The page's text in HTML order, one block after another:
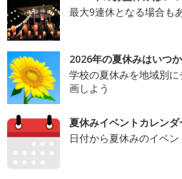
最大9連休となる場合も
2026年の夏休みはいつ
学校の夏休みを地域別
画しよう
夏休みイベントカレンダ
日付から夏休みのイベン